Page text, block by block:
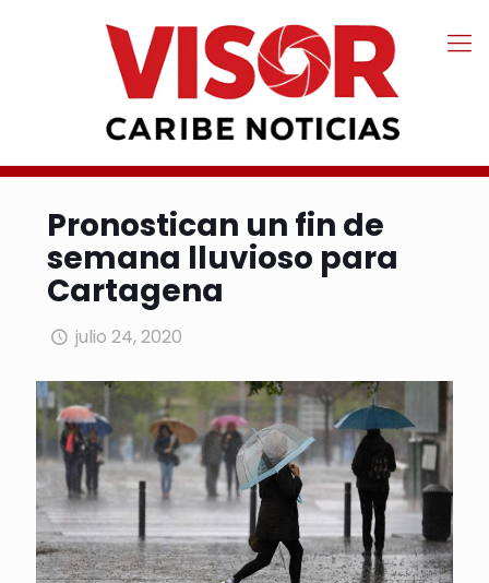
Pronostican un fin de
semana lluvioso para
Cartagena
julio 24, 2020